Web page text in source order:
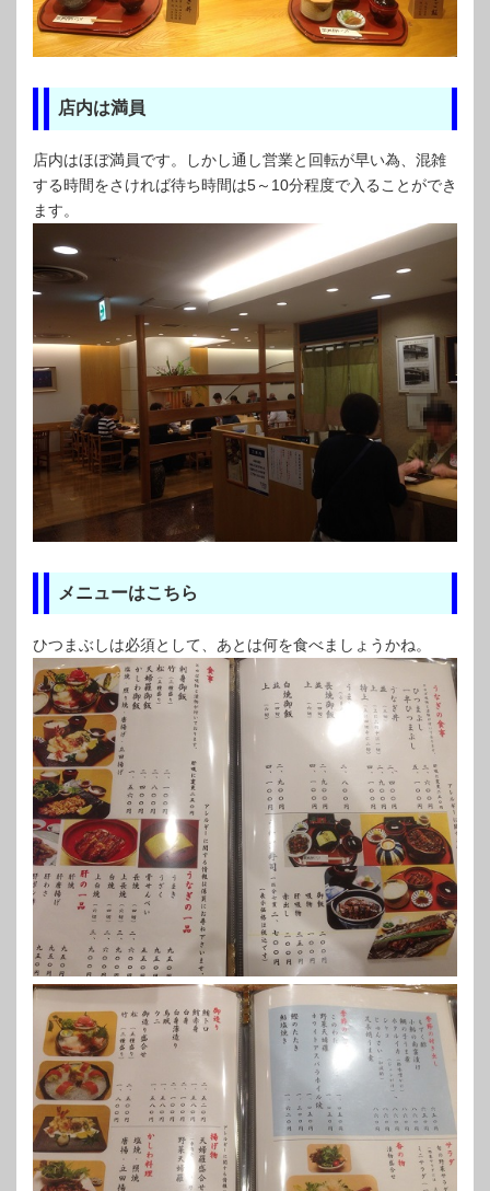
店内は満員
店内はほぼ満員です。しかし通し営業と回転が早い為、混雑
する時間をさければ待ち時間は5～10分程度で入ることができ
ます。
メニューはこちら
ひつまぶしは必須として、あとは何を食べましょうかね。